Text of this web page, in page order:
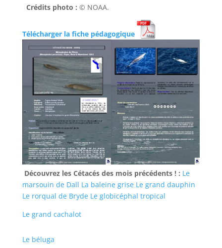
Crédits photo : © NOAA.
Télécharger la fiche pédagogique
Découvrez les Cétacés des mois précédents ! : Le
marsouin de Dall La baleine grise Le grand dauphin
Le rorqual de Bryde Le globicéphal tropical
Le grand cachalot
Le béluga